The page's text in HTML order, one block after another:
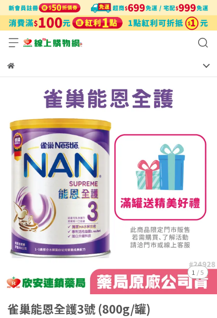
1 /5
雀巢能恩全護3號 (800g/罐)